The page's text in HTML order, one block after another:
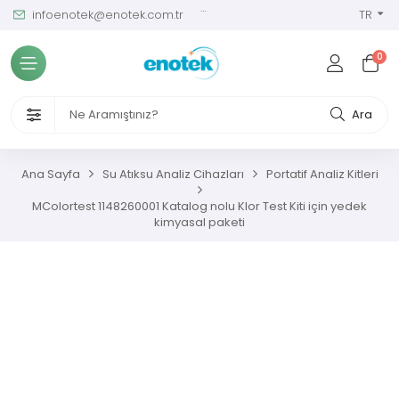
infoenotek@enotek.com.tr TR
0
Ara
Tüm Kategoriler
Kalibrasyon Masası
VE İŞÇİ SAĞLIĞI CİHAZLARI
Ana Sayfa Su Atıksu Analiz Cihazları Portatif Analiz Kitleri
MColortest 1148260001 Katalog nolu Klor Test Kiti için yedek
kimyasal paketi